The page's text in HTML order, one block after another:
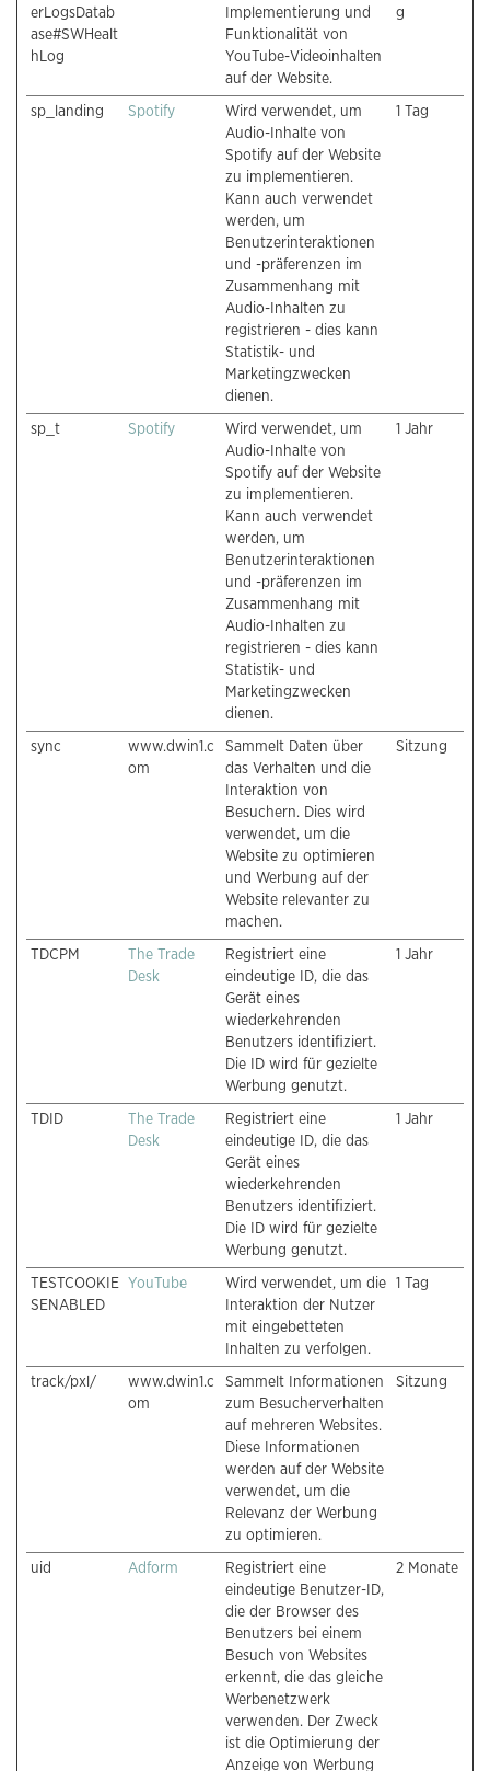
erLogsDatab
ase#SWHealt
hLog
Implementierung und
Funktionalität von
YouTube-Videoinhalten
auf der Website.
g
sp_landing Spotify
Wird verwendet, um
Audio-Inhalte von
Spotify auf der Website
zu implementieren.
Kann auch verwendet
werden, um
Benutzerinteraktionen
und -präferenzen im
Zusammenhang mit
Audio-Inhalten zu
registrieren - dies kann
Statistik- und
Marketingzwecken
dienen.
1 Tag
sp_t Spotify
Wird verwendet, um
Audio-Inhalte von
Spotify auf der Website
zu implementieren.
Kann auch verwendet
werden, um
Benutzerinteraktionen
und -präferenzen im
Zusammenhang mit
Audio-Inhalten zu
registrieren - dies kann
Statistik- und
Marketingzwecken
dienen.
1 Jahr
sync
www.dwin1.c
om
Sammelt Daten über
das Verhalten und die
Interaktion von
Besuchern. Dies wird
verwendet, um die
Website zu optimieren
und Werbung auf der
Website relevanter zu
machen.
Sitzung
TDCPM
The Trade
Desk
Registriert eine
eindeutige ID, die das
Gerät eines
wiederkehrenden
Benutzers identifiziert.
Die ID wird für gezielte
Werbung genutzt.
1 Jahr
TDID
The Trade
Desk
Registriert eine
eindeutige ID, die das
Gerät eines
wiederkehrenden
Benutzers identifiziert.
Die ID wird für gezielte
Werbung genutzt.
1 Jahr
TESTCOOKIE
SENABLED
YouTube
Wird verwendet, um die
Interaktion der Nutzer
mit eingebetteten
Inhalten zu verfolgen.
1 Tag
track/pxl/
www.dwin1.c
om
Sammelt Informationen
zum Besucherverhalten
auf mehreren Websites.
Diese Informationen
werden auf der Website
verwendet, um die
Relevanz der Werbung
zu optimieren.
Sitzung
uid Adform
Registriert eine
eindeutige Benutzer-ID,
die der Browser des
Benutzers bei einem
Besuch von Websites
erkennt, die das gleiche
Werbenetzwerk
verwenden. Der Zweck
ist die Optimierung der
Anzeige von Werbung
2 Monate